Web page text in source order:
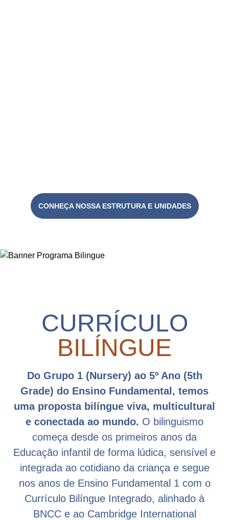
CONHEÇA NOSSA ESTRUTURA E UNIDADES
CURRÍCULO
BILÍNGUE
Do Grupo 1 (Nursery) ao 5º Ano (5th
Grade) do Ensino Fundamental, temos
uma proposta bilíngue viva, multicultural
e conectada ao mundo. O bilinguismo
começa desde os primeiros anos da
Educação infantil de forma lúdica, sensível e
integrada ao cotidiano da criança e segue
nos anos de Ensino Fundamental 1 com o
Currículo Bilíngue Integrado, alinhado à
BNCC e ao Cambridge International